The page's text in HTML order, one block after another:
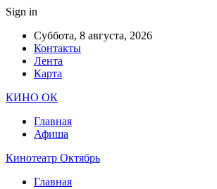
Sign in
Суббота, 8 августа, 2026
Контакты
Лента
Карта
КИНО ОК
Главная
Афиша
Кинотеатр Октябрь
Главная